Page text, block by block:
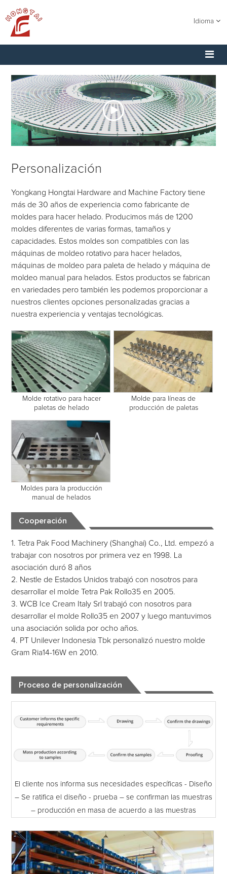
Idioma
Personalización
Yongkang Hongtai Hardware and Machine Factory tiene
más de 30 años de experiencia como fabricante de
moldes para hacer helado. Producimos más de 1200
moldes diferentes de varias formas, tamaños y
capacidades. Estos moldes son compatibles con las
máquinas de moldeo rotativo para hacer helados,
máquinas de moldeo para paleta de helado y máquina de
moldeo manual para helados. Estos productos se fabrican
en variedades pero también les podemos proporcionar a
nuestros clientes opciones personalizadas gracias a
nuestra experiencia y ventajas tecnológicas.
Molde rotativo para hacer
paletas de helado
Molde para líneas de
producción de paletas
Moldes para la producción
manual de helados
Cooperación
1. Tetra Pak Food Machinery (Shanghai) Co., Ltd. empezó a
trabajar con nosotros por primera vez en 1998. La
asociación duró 8 años
2. Nestle de Estados Unidos trabajó con nosotros para
desarrollar el molde Tetra Pak Rollo35 en 2005.
3. WCB Ice Cream Italy Srl trabajó con nosotros para
desarrollar el molde Rollo35 en 2007 y luego mantuvimos
una asociación solida por ocho años.
4. PT Unilever Indonesia Tbk personalizó nuestro molde
Gram Ria14-16W en 2010.
Proceso de personalización
El cliente nos informa sus necesidades específicas - Diseño
– Se ratifica el diseño - prueba – se confirman las muestras
– producción en masa de acuerdo a las muestras